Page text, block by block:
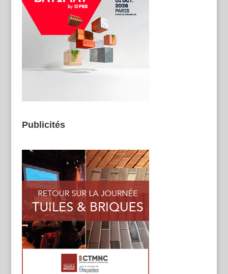
Publicités